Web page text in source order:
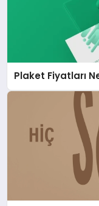
Plaket Fiyatları